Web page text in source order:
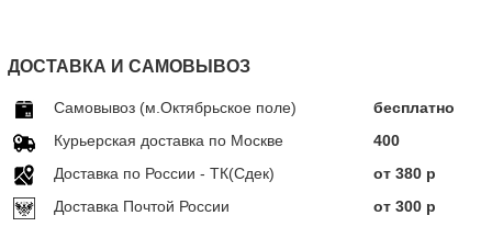
ДОСТАВКА И САМОВЫВОЗ
Самовывоз (м.Октябрьское поле)
бесплатно
Курьерская доставка по Москве
400
Доставка по Росcии - ТК(Сдек)
от 380 р
Доставка Почтой России
от 300 р